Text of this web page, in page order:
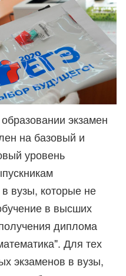
экзамен
на базовый и
уровень
вузы, которые не
в высших
диплома
Для тех
экзаменов в вузы,